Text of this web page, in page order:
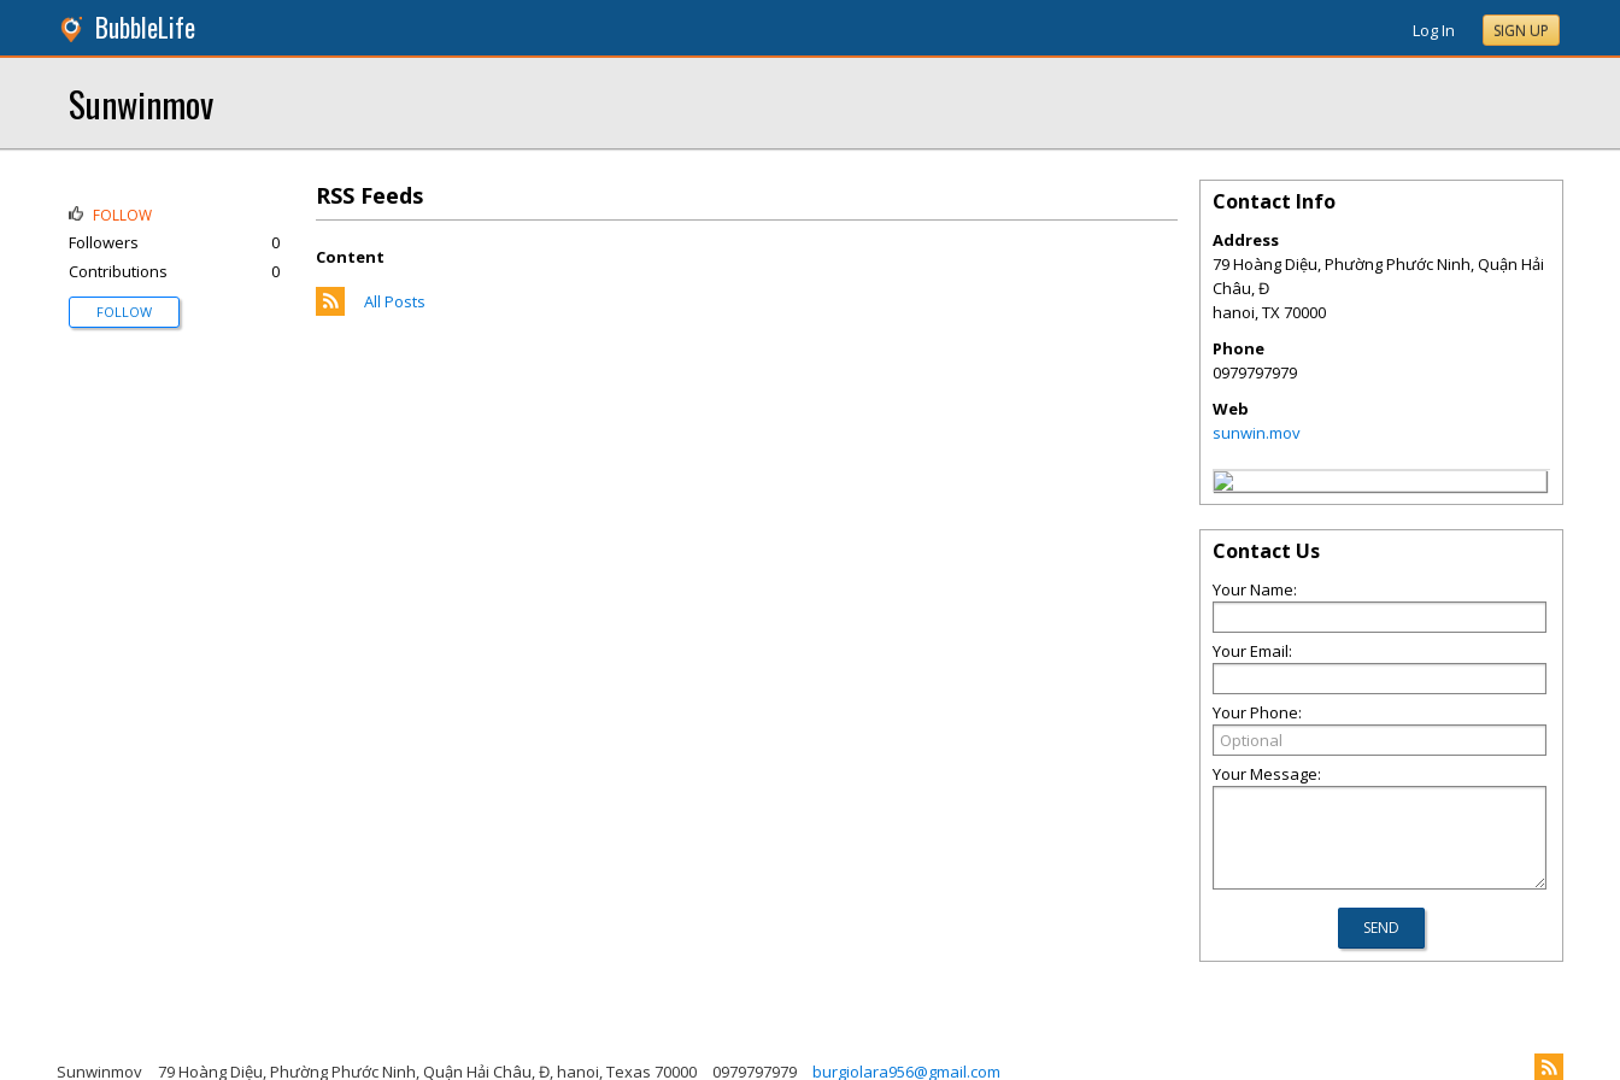
BubbleLife Log In SIGN UP
Sunwinmov
RSS Feeds
Content
All Posts
FOLLOW
Followers
0
Contributions
0
FOLLOW
Contact Info
Address
79 Hoàng Diệu, Phường Phước Ninh, Quận Hải
Châu, Đ
hanoi,TX70000
Phone
0979797979
Web
sunwin.mov
Contact Us
Your Name:
Your Email:
Your Phone:
Your Message:
Sunwinmov 79 Hoàng Diệu, Phường Phước Ninh, Quận Hải Châu, Đ, hanoi, Texas 70000 0979797979 burgiolara956@gmail.com